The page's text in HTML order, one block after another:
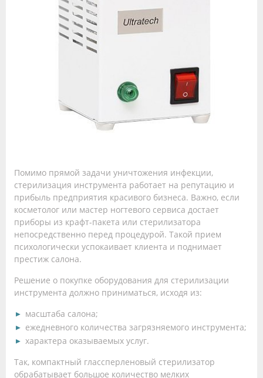
Помимо прямой задачи уничтожения инфекции,
стерилизация инструмента работает на репутацию и
прибыль предприятия красивого бизнеса. Важно, если
косметолог или мастер ногтевого сервиса достает
приборы из крафт-пакета или стерилизатора
непосредственно перед процедурой. Такой прием
психологически успокаивает клиента и поднимает
престиж салона.
Решение о покупке оборудования для стерилизации
инструмента должно приниматься, исходя из:
масштаба салона;
ежедневного количества загрязняемого инструмента;
характера оказываемых услуг.
Так, компактный глассперленовый стерилизатор
обрабатывает большое количество мелких